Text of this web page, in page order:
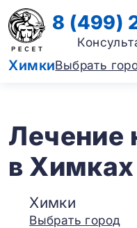
ХимкиВыбрать
8 (499)
Лечение
в Химках
Химки
Выбрать город